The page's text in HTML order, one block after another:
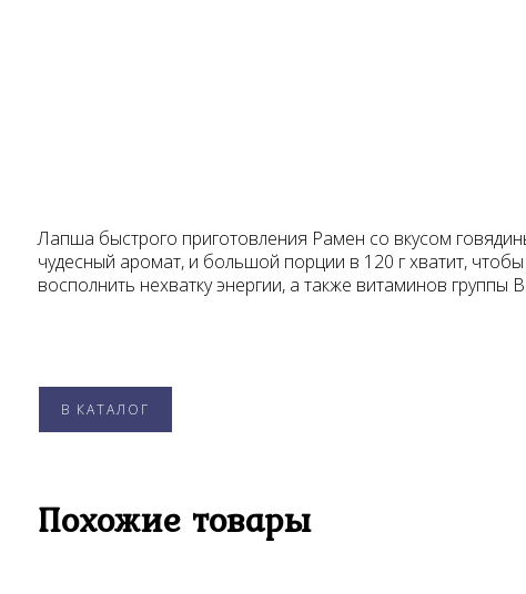
Лапша быстрого приготовления Рамен со вкусом
чудесный аромат, и большой порции в 120 г хватит,
восполнить нехватку энергии, а также витаминов группы В.
В КАТАЛОГ
Похожие товары